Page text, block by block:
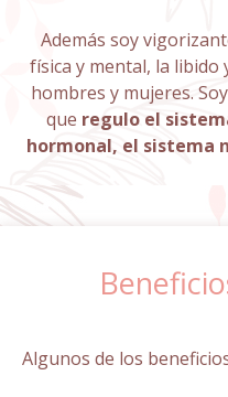
Además soy
física y mental, la
hombres y mujeres.
que regulo el
hormonal, el sistema
Algunos de los